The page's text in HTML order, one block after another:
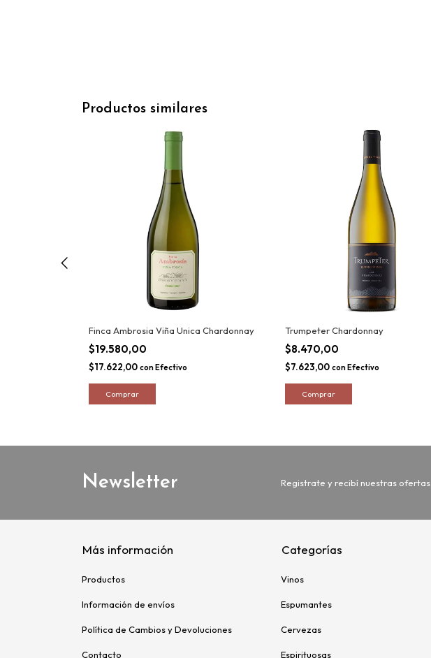
Productos similares
Finca Ambrosia Viña Unica Chardonnay
$19.580,00
$17.622,00 conEfectivo
Trumpeter Chardonnay
$8.470,00
$7.623,00conEfectivo
Newsletter Registrate y recibí nuestras ofertas.
Más información
Productos
Información de envíos
Política de Cambios y Devoluciones
Contacto
Categorías
Vinos
Espumantes
Cervezas
Espirituosas